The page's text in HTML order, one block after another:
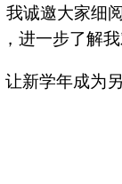
诚邀大家细
，进一步了
新学年成为